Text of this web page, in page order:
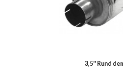
3,5'' Rund